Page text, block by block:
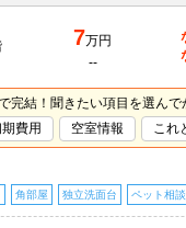
7万円
--
完結！聞きたい項目を選んで
費用
空室情報 これ
角部屋 独立洗面台 ペット相